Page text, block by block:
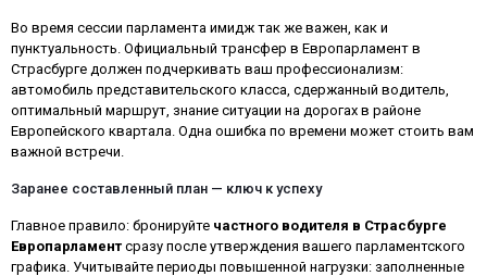
Во время сессии парламента имидж так же важен, как и
пунктуальность. Официальный трансфер в Европарламент в
Страсбурге должен подчеркивать ваш профессионализм:
автомобиль представительского класса, сдержанный водитель,
оптимальный маршрут, знание ситуации на дорогах в районе
Европейского квартала. Одна ошибка по времени может стоить вам
важной встречи.
Заранее составленный план — ключ к успеху
Главное правило: бронируйте частного водителя в Страсбурге
Европарламент сразу после утверждения вашего парламентского
графика. Учитывайте периоды повышенной нагрузки: заполненные